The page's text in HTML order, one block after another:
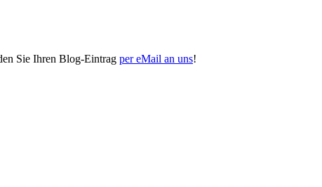
Sie Ihren Blog-Eintrag per eMail an uns!